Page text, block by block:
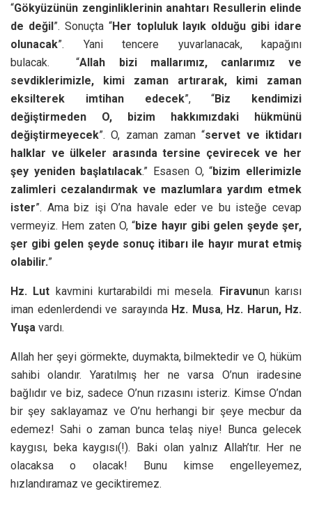
“Gökyüzünün zenginliklerinin anahtarı Resullerin elinde
de değil”. Sonuçta “Her topluluk layık olduğu gibi idare
olunacak”. Yani tencere yuvarlanacak, kapağını
bulacak.
“Allah bizi mallarımız, canlarımız ve
sevdiklerimizle, kimi zaman artırarak, kimi zaman
eksilterek imtihan edecek”, “Biz kendimizi
değiştirmeden O, bizim hakkımızdaki hükmünü
değiştirmeyecek”. O, zaman zaman “servet ve iktidarı
halklar ve ülkeler arasında tersine çevirecek ve her
şey yeniden başlatılacak.” Esasen O, “bizim ellerimizle
zalimleri cezalandırmak ve mazlumlara yardım etmek
ister”. Ama biz işi O’na havale eder ve bu isteğe cevap
vermeyiz. Hem zaten O, “bize hayır gibi gelen şeyde şer,
şer gibi gelen şeyde sonuç itibarı ile hayır murat etmiş
olabilir.”
Hz. Lut kavmini kurtarabildi mi mesela. Firavunun karısı
iman edenlerdendi ve sarayında Hz. Musa, Hz. Harun, Hz.
Yuşa vardı.
Allah her şeyi görmekte, duymakta, bilmektedir ve O, hüküm
sahibi olandır. Yaratılmış her ne varsa O’nun iradesine
bağlıdır ve biz, sadece O’nun rızasını isteriz. Kimse O’ndan
bir şey saklayamaz ve O’nu herhangi bir şeye mecbur da
edemez! Sahi o zaman bunca telaş niye! Bunca gelecek
kaygısı, beka kaygısı(!). Baki olan yalnız Allah’tır. Her ne
olacaksa o olacak! Bunu kimse engelleyemez,
hızlandıramaz ve geciktiremez.